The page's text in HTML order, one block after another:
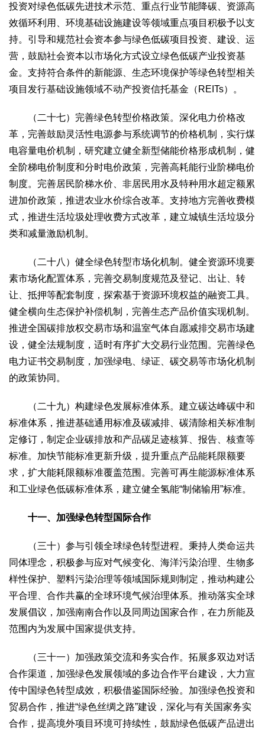
投资对绿色低碳先进技术示范、重点行业节能降碳、资源高
效循环利用、环境基础设施建设等领域重点项目积极予以支
持。引导和规范社会资本参与绿色低碳项目投资、建设、运
营，鼓励社会资本以市场化方式设立绿色低碳产业投资基
金。支持符合条件的新能源、生态环境保护等绿色转型相关
项目发行基础设施领域不动产投资信托基金（REITs）。
（二十七）完善绿色转型价格政策。深化电力价格改
革，完善鼓励灵活性电源参与系统调节的价格机制，实行煤
电容量电价机制，研究建立健全新型储能价格形成机制，健
全阶梯电价制度和分时电价政策，完善高耗能行业阶梯电价
制度。完善居民阶梯水价、非居民用水及特种用水超定额累
进加价政策，推进农业水价综合改革。支持地方完善收费模
式，推进生活垃圾处理收费方式改革，建立城镇生活垃圾分
类和减量激励机制。
（二十八）健全绿色转型市场化机制。健全资源环境要
素市场化配置体系，完善交易制度规范及登记、出让、转
让、抵押等配套制度，探索基于资源环境权益的融资工具。
健全横向生态保护补偿机制，完善生态产品价值实现机制。
推进全国碳排放权交易市场和温室气体自愿减排交易市场建
设，健全法规制度，适时有序扩大交易行业范围。完善绿色
电力证书交易制度，加强绿电、绿证、碳交易等市场化机制
的政策协同。
（二十九）构建绿色发展标准体系。建立碳达峰碳中和
标准体系，推进基础通用标准及碳减排、碳清除相关标准制
定修订，制定企业碳排放和产品碳足迹核算、报告、核查等
标准。加快节能标准更新升级，提升重点产品能耗限额要
求，扩大能耗限额标准覆盖范围。完善可再生能源标准体系
和工业绿色低碳标准体系，建立健全氢能“制储输用”标准。
十一、加强绿色转型国际合作
（三十）参与引领全球绿色转型进程。秉持人类命运共
同体理念，积极参与应对气候变化、海洋污染治理、生物多
样性保护、塑料污染治理等领域国际规则制定，推动构建公
平合理、合作共赢的全球环境气候治理体系。推动落实全球
发展倡议，加强南南合作以及同周边国家合作，在力所能及
范围内为发展中国家提供支持。
（三十一）加强政策交流和务实合作。拓展多双边对话
合作渠道，加强绿色发展领域的多边合作平台建设，大力宣
传中国绿色转型成效，积极借鉴国际经验。加强绿色投资和
贸易合作，推进“绿色丝绸之路”建设，深化与有关国家务实
合作，提高境外项目环境可持续性，鼓励绿色低碳产品进出